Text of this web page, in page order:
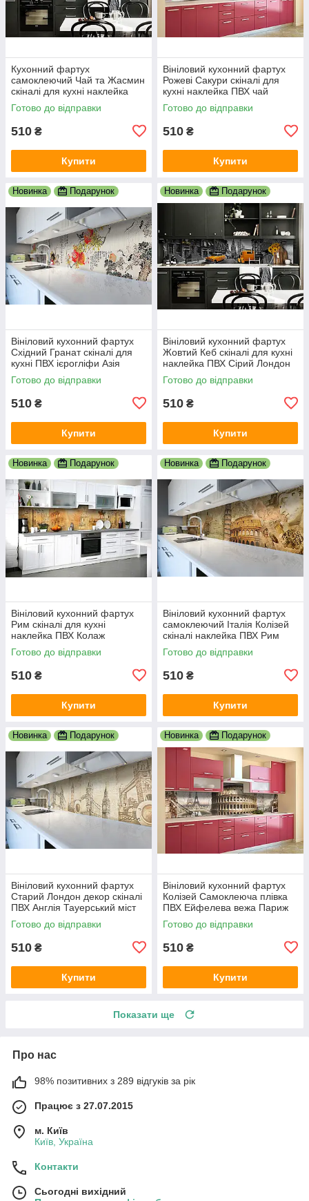
Кухонний фартух
самоклеючий Чай та Жасмин
скіналі для кухні наклейка
ПВХ азія схід білий 600х2000
мм
Готово до відправки
510 ₴
Купити
Вініловий кухонний фартух
Рожеві Сакури скіналі для
кухні наклейка ПВХ чай
Японія Схід Рожевий
600х2000 мм
Готово до відправки
510 ₴
Купити
Новинка Подарунок
Вініловий кухонний фартух
Східний Гранат скіналі для
кухні ПВХ ієрогліфи Азія
Журавель Сірий 600х2000
мм
Готово до відправки
510 ₴
Купити
Новинка Подарунок
Вініловий кухонний фартух
Жовтий Кеб скіналі для кухні
наклейка ПВХ Сірий Лондон
600х2000 мм
Готово до відправки
510 ₴
Купити
Новинка Подарунок
Вініловий кухонний фартух
Рим скіналі для кухні
наклейка ПВХ Колаж
Античність Бежевий
600х2000 мм
Готово до відправки
510 ₴
Купити
Новинка Подарунок
Вініловий кухонний фартух
самоклеючий Італія Колізей
скіналі наклейка ПВХ Рим
Античність бежевий 600х2000
мм
Готово до відправки
510 ₴
Купити
Новинка Подарунок
Вініловий кухонний фартух
Старий Лондон декор скіналі
ПВХ Англія Тауерський міст
ретро Бежевий 600х2000 мм
Готово до відправки
510 ₴
Купити
Новинка Подарунок
Вініловий кухонний фартух
Колізей Самоклеюча плівка
ПВХ Ейфелева вежа Париж
Рим Бежевий 600х2000 мм
Готово до відправки
510 ₴
Купити
Показати ще
Про нас
98% позитивних з 289 відгуків за рік
Працює з 27.07.2015
м. Київ
Київ, Україна
Контакти
Сьогодні вихідний